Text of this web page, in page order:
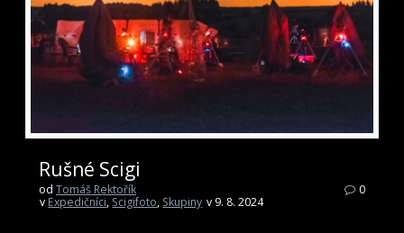
Rušné Scigi
od Tomáš Rektořík
v Expedičníci, Scigifoto, Skupiny v 9. 8. 2024
0